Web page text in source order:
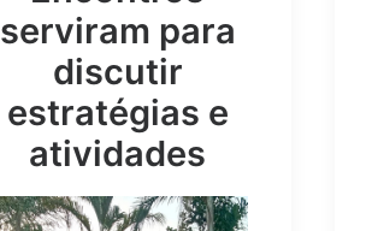
serviram para
discutir
estratégias e
atividades